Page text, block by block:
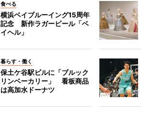
食べる
横浜ベイブルーイング15周年
記念 新作ラガービール「ベ
イヘル」
暮らす・働く
保土ケ谷駅ビルに「ブルック
リンベーカリー」 看板商品
は高加水ドーナツ